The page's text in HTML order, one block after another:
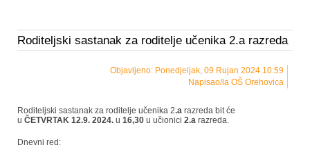
Roditeljski sastanak za roditelje učenika 2.a razreda
Objavljeno: Ponedjeljak, 09 Rujan 2024 10:59
Napisao/la OŠ Orehovica
Roditeljski sastanak za roditelje učenika 2.a razreda bit će
u ČETVRTAK 12.9. 2024. u 16,30 u učionici 2.a razreda.
Dnevni red: